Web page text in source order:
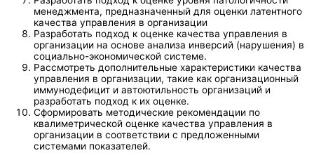
менеджмента, предназначенный для оценки латентного
качества управления в организации
Разработать подход к оценке качества управления в
организации на основе анализа инверсий (нарушения) в
социально-экономической системе.
Рассмотреть дополнительные характеристики качества
управления в организации, такие как организационный
иммунодефицит и автоютильность организаций и
разработать подход к их оценке.
Сформировать методические рекомендации по
квалиметрической оценке качества управления в
организации в соответствии с предложенными
системами показателей.